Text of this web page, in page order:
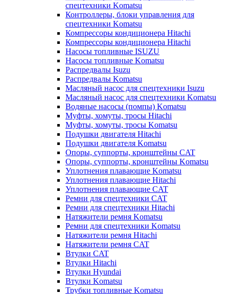
спецтехники Komatsu
Контроллеры, блоки управления для
спецтехники Komatsu
Компрессоры кондиционера Hitachi
Компрессоры кондиционера Hitachi
Насосы топливные ISUZU
Насосы топливные Komatsu
Распредвалы Isuzu
Распредвалы Komatsu
Масляный насос для спецтехники Isuzu
Масляный насос для спецтехники Komatsu
Водяные насосы (помпы) Komatsu
Муфты, хомуты, тросы Hitachi
Муфты, хомуты, тросы Komatsu
Подушки двигателя Hitachi
Подушки двигателя Komatsu
Опоры, суппорты, кронштейны CAT
Опоры, суппорты, кронштейны Komatsu
Уплотнения плавающие Komatsu
Уплотнения плавающие Hitachi
Уплотнения плавающие CAT
Ремни для спецтехники CAT
Ремни для спецтехники Hitachi
Натяжители ремня Komatsu
Ремни для спецтехники Komatsu
Натяжители ремня Hitachi
Натяжители ремня CAT
Втулки CAT
Втулки Hitachi
Втулки Hyundai
Втулки Komatsu
Трубки топливные Komatsu